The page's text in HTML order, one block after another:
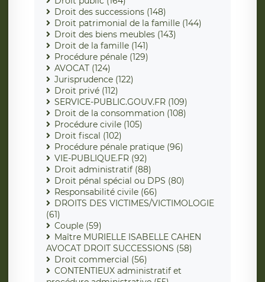
Droit des successions (148)
Droit patrimonial de la famille (144)
Droit des biens meubles (143)
Droit de la famille (141)
Procédure pénale (129)
AVOCAT (124)
Jurisprudence (122)
Droit privé (112)
SERVICE-PUBLIC.GOUV.FR (109)
Droit de la consommation (108)
Procédure civile (105)
Droit fiscal (102)
Procédure pénale pratique (96)
VIE-PUBLIQUE.FR (92)
Droit administratif (88)
Droit pénal spécial ou DPS (80)
Responsabilité civile (66)
DROITS DES VICTIMES/VICTIMOLOGIE
(61)
Couple (59)
Maître MURIELLE ISABELLE CAHEN
AVOCAT DROIT SUCCESSIONS (58)
Droit commercial (56)
CONTENTIEUX administratif et